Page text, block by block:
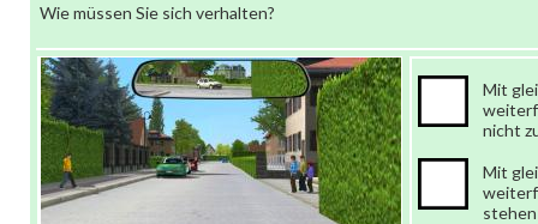
Wie müssen Sie sich verhalten?
Mit
nicht
Mit